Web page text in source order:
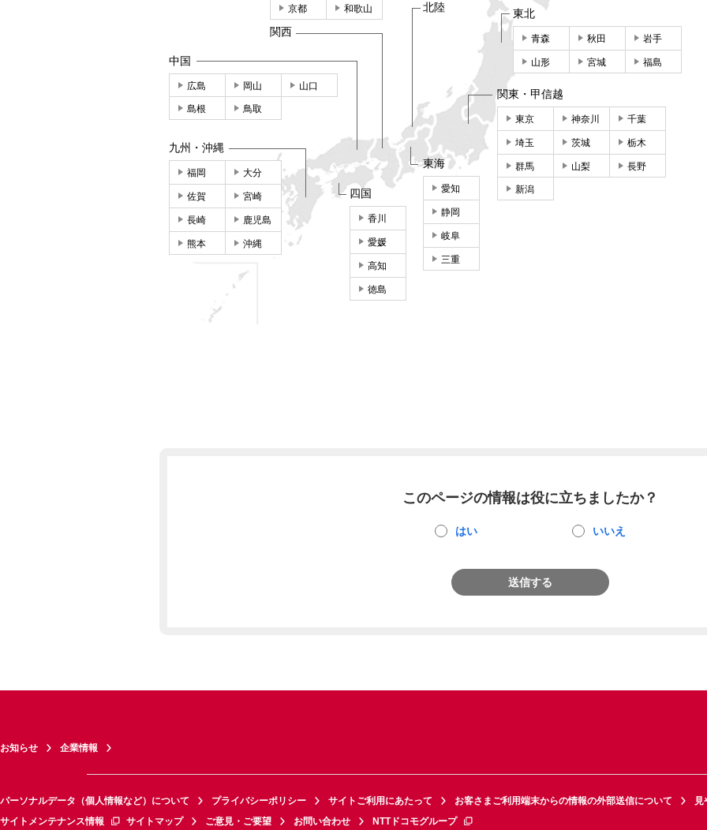
東北
青森 秋田 岩手
山形 宮城 福島
関東・甲信越
東京 神奈川 千葉
埼玉 茨城 栃木
群馬 山梨 長野
新潟
東海
愛知
静岡
岐阜
三重
北陸
京都 和歌山
関西
中国
広島 岡山 山口
島根 鳥取
四国
香川
愛媛
高知
徳島
九州・沖縄
福岡 大分
佐賀 宮崎
長崎 鹿児島
熊本 沖縄
このページの情報は役に立ちましたか？
はい いいえ
送信する
お知らせ 企業情報
パーソナルデータ（個人情報など）について プライバシーポリシー サイトご利用にあたって お客さまご利用端末からの情報の外部送信について
見
サイトメンテナンス情報
サイトマップ ご意見・ご要望 お問い合わせ NTTドコモグループ